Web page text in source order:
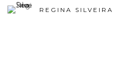
REGINA SILVEIRA